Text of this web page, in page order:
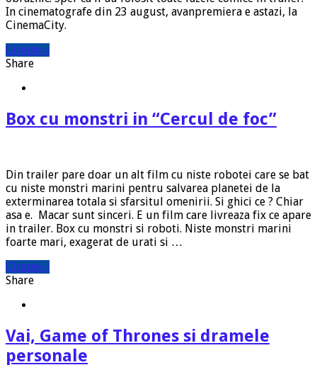
In cinematografe din 23 august, avanpremiera e astazi, la
CinemaCity.
Citeste »
Share
Box cu monstri in “Cercul de foc”
Din trailer pare doar un alt film cu niste robotei care se bat
cu niste monstri marini pentru salvarea planetei de la
exterminarea totala si sfarsitul omenirii. Si ghici ce ? Chiar
asa e. Macar sunt sinceri. E un film care livreaza fix ce apare
in trailer. Box cu monstri si roboti. Niste monstri marini
foarte mari, exagerat de urati si …
Citeste »
Share
Vai, Game of Thrones si dramele
personale